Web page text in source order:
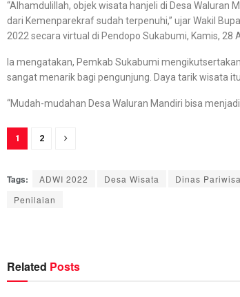
“Alhamdulillah, objek wisata hanjeli di Desa Waluran
dari Kemenparekraf sudah terpenuhi,” ujar Wakil
2022 secara virtual di Pendopo Sukabumi, Kamis, 28
Ia mengatakan, Pemkab Sukabumi
sangat menarik bagi pengunjung. Daya tarik wisata
“Mudah-mudahan Desa Waluran Mandiri bisa
1 2
Tags: ADWI 2022 Desa Wisata Dinas
Penilaian
Related Posts